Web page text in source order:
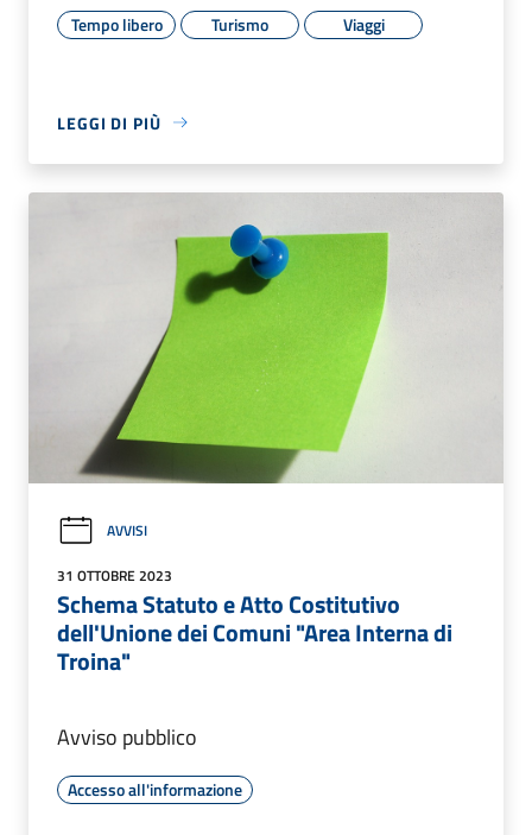
Tempo libero Turismo Viaggi
LEGGI DI PIÙ
AVVISI
31 OTTOBRE 2023
Schema Statuto e Atto Costitutivo
dell'Unione dei Comuni "Area Interna di
Troina"
Avviso pubblico
Accesso all'informazione